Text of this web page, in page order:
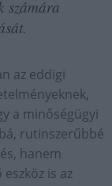
számára
az eddigi
a minőségügyi
rutinszerűbbé
hanem
is az